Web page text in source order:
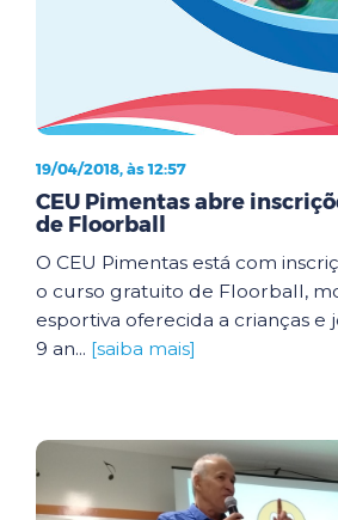
19/04/2018, às 12:57
CEU Pimentas abre
de Floorball
O CEU Pimentas está com
o curso gratuito de Floorball,
esportiva oferecida a crianças e
9 an... [saiba mais]